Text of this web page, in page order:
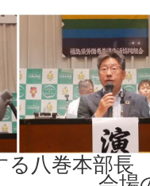
る八巻本